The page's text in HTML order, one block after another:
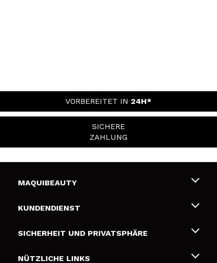
VORBEREITET IN 24H*
SICHERE
ZAHLUNG
MAQUIBEAUTY
Über uns
Geschenkkarten
KUNDENDIENST
Liefer- und Versandkosten
Zahlung
SICHERHEIT UND PRIVATSPHÄRE
Bedingungen und Datenschutz
NÜTZLICHE LINKS